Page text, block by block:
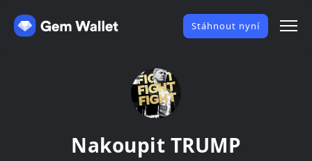
Stáhnout nyní
Nakoupit TRUMP